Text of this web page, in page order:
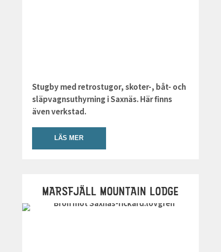
Stugby med retrostugor, skoter-, båt- och
släpvagnsuthyrning i Saxnäs. Här finns
även verkstad.
LÄS MER
MARSFJÄLL MOUNTAIN LODGE